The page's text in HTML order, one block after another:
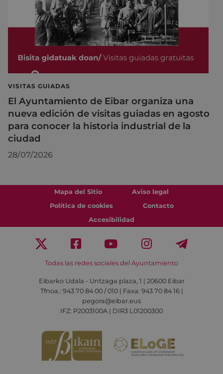
VISITAS GUIADAS
El Ayuntamiento de Eibar organiza una
nueva edición de visitas guiadas en agosto
para conocer la historia industrial de la
ciudad
28/07/2026
Mapa del Sitio
Aviso legal
Política de cookies
Contacto
Accesibilidad
Todas las redes sociales del Ayuntamiento
Eibarko Udala - Untzaga plaza, 1 | 20600 Eibar
Tfnoa.: 943 70 84 00 / 010 | Faxa: 943 70 84 16 |
pegora@eibar.eus
IFZ: P2003100A | DIR3 L01200300